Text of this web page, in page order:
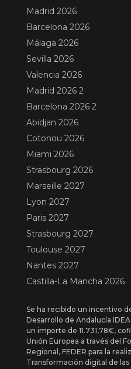
Madrid 2026
Barcelona 2026
Málaga 2026
Sevilla 2026
Valencia 2026
Madrid 2026 2
Barcelona 2026 2
Abidjan 2026
Cotonou 2026
Miami 2026
Strasbourg 2026
Marseille 2027
Lyon 2027
Paris 2027
Strasbourg 2027
Toulouse 2027
Nantes 2027
Castilla-La Mancha 2026
Se ha recibido un incentivo
Desarrollo de Andalucía
un importe de 11.731,78€,
Unión Europea a través del
Regional, FEDER para la
Transformación digital de